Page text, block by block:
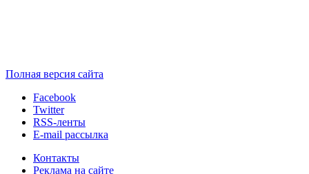
Полная версия сайта
Facebook
Twitter
RSS-ленты
E-mail рассылка
Контакты
Реклама на сайте